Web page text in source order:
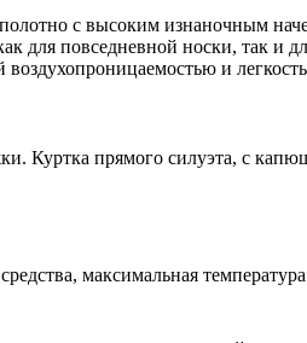
с высоким изнаночным
повседневной носки, так и
и
Куртка прямого силуэта, с
максимальная